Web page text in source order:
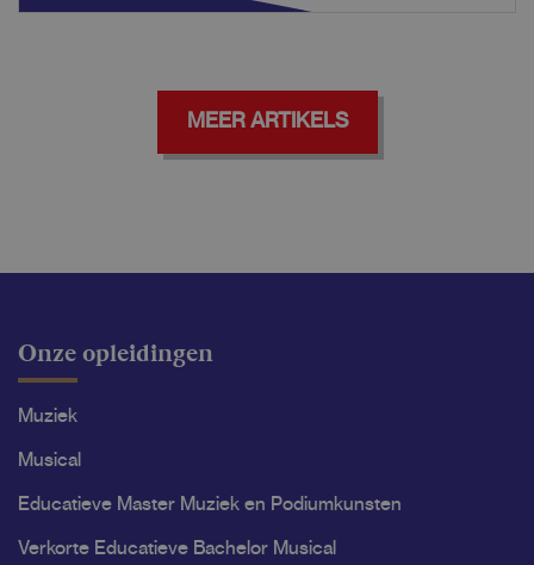
MEER ARTIKELS
Onze opleidingen
Muziek
Musical
Educatieve Master Muziek en Podiumkunsten
Verkorte Educatieve Bachelor Musical